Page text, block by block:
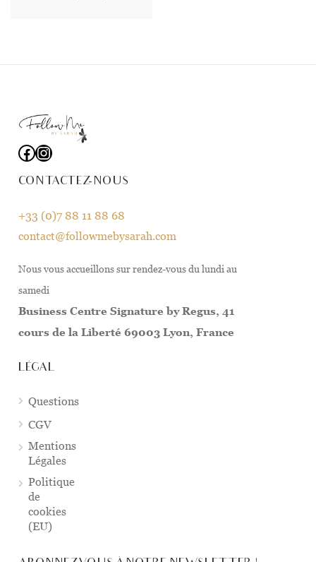
Facebook
Instagram
CONTACTEZ-NOUS
+33 (0)7 88 11 88 68
contact@followmebysarah.com
Nous vous accueillons sur rendez-vous du lundi au
samedi
Business Centre Signature by Regus, 41
cours de la Liberté 69003 Lyon, France
LÉGAL
Questions
CGV
Mentions
Légales
Politique
de
cookies
(EU)